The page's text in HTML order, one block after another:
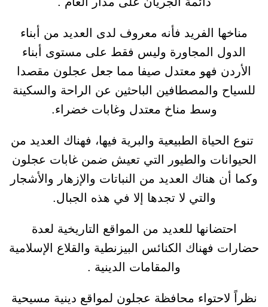
مناخها الفريد فأنه معروف لدى العديد من أبناء
الدول المجاورة وليس فقط على مستوى أبناء
الأردن فهو معتدل صيفا مما جعل عجلون مقصدا
للسياح والمصطافين الباحثين عن الراحة والسكينة
وسط مناخ معتدل وغابات خضراء.
تنوع الحياة الطبيعية والبرية فيها، فهناك العديد من
الحيوانات والطيور التي تعيش ضمن غابات عجلون
وكما أن هناك العديد من النباتات والإزهار والأشجار
والتي لا تجدها إلا في هذه الجبال.
احتضانها للعديد من المواقع التاريخية لعدة
حضارات فهناك الكنائس البيزنطية والقلاع الإسلامية
والمقامات الدينية .
نظراً لاحتواء محافظة عجلون لمواقع دينية مسيحية